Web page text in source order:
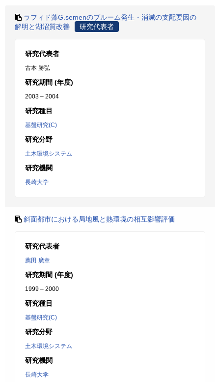
ラフィド藻G.semenのブルーム発生・消減の支配要因の
解明と湖沼質改善
研究代表者
研究代表者
古本 勝弘
研究期間 (年度)
2003 – 2004
研究種目
基盤研究(C)
研究分野
土木環境システム
研究機関
長崎大学
斜面都市における局地風と熱環境の相互影響評価
研究代表者
薦田 廣章
研究期間 (年度)
1999 – 2000
研究種目
基盤研究(C)
研究分野
土木環境システム
研究機関
長崎大学